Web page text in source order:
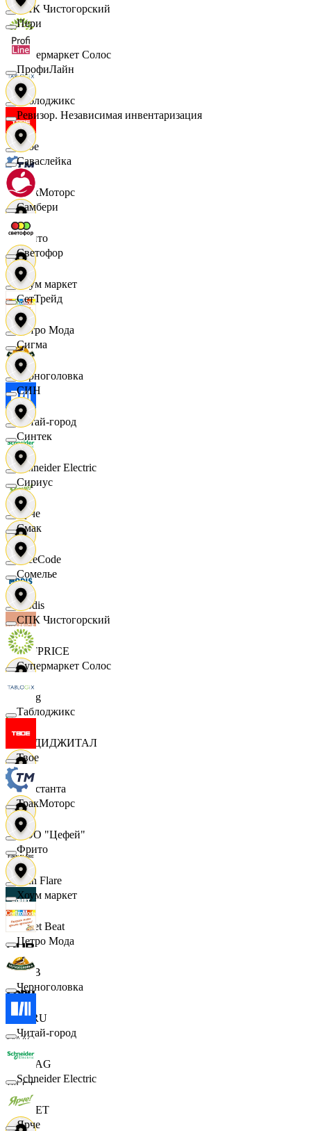
СПК Чистогорский
Супермаркет Солос
Таблоджикс
Твое
ТракМоторс
Фрито
Хоум маркет
Цетро Мода
Черноголовка
Читай-город
Schneider Electric
Ярче
FaceCode
Modis
OFFPRICE
string
X5 ДИДЖИТАЛ
Константа
ООО "Цефей"
Finn Flare
Street Beat
DUB
ECRU
MAAG
VILET
Пери
ПрофиЛайн
Ревизор. Независимая инвентаризация
Саваслейка
Самбери
Светофор
СетТрейд
Сигма
СИН
Синтек
Сириус
Смак
Сомелье
СПК Чистогорский
Супермаркет Солос
Таблоджикс
Твое
ТракМоторс
Фрито
Хоум маркет
Цетро Мода
Черноголовка
Читай-город
Schneider Electric
Ярче